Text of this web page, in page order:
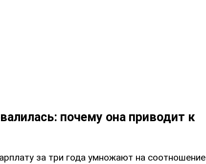
почему она приводит к
за три года умножают на соотношение